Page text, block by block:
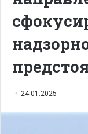
24.01.2025